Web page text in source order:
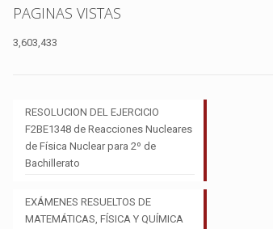
PAGINAS VISTAS
3,603,433
RESOLUCION DEL EJERCICIO
F2BE1348 de Reacciones Nucleares
de Física Nuclear para 2º de
Bachillerato
EXÁMENES RESUELTOS DE
MATEMÁTICAS, FÍSICA Y QUÍMICA